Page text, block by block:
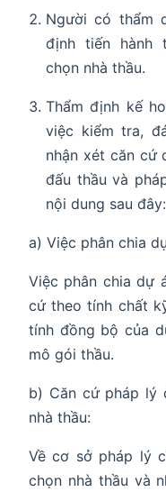
Người có thẩm
định tiến hành
chọn nhà thầu.
Thẩm định kế
việc kiểm tra,
nhận xét căn cứ
đấu thầu và
nội dung sau đây:
a) Việc phân chia
Việc phân chia dự
cứ theo tính chất
tính đồng bộ của
mô gói thầu.
b) Căn cứ pháp lý
nhà thầu:
Về cơ sở pháp lý
chọn nhà thầu và